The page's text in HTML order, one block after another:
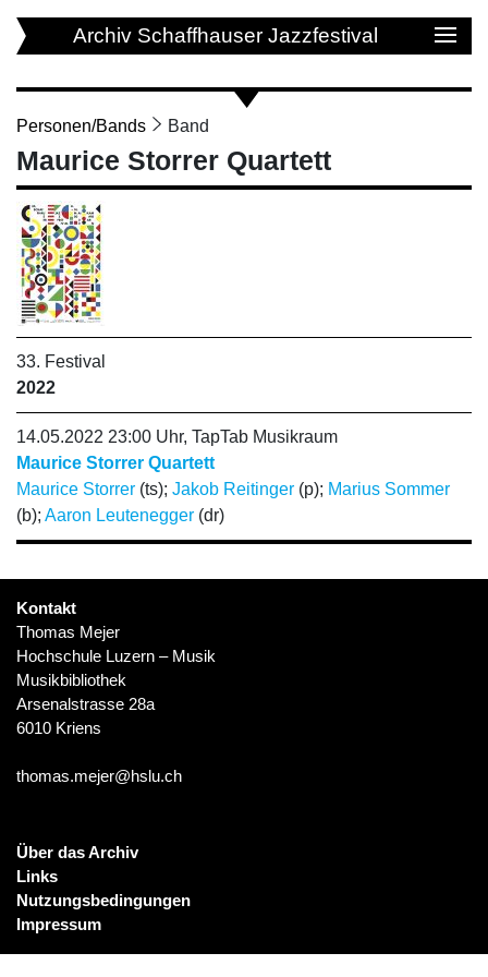
Archiv Schaffhauser Jazzfestival
Personen/Bands Band
Maurice Storrer Quartett
33. Festival
2022
14.05.2022 23:00 Uhr, TapTab Musikraum
Maurice Storrer Quartett
Maurice Storrer (ts); Jakob Reitinger (p); Marius Sommer
(b); Aaron Leutenegger (dr)
Kontakt
Thomas Mejer
Hochschule Luzern – Musik
Musikbibliothek
Arsenalstrasse 28a
6010 Kriens
thomas.mejer@hslu.ch
Über das Archiv
Links
Nutzungsbedingungen
Impressum